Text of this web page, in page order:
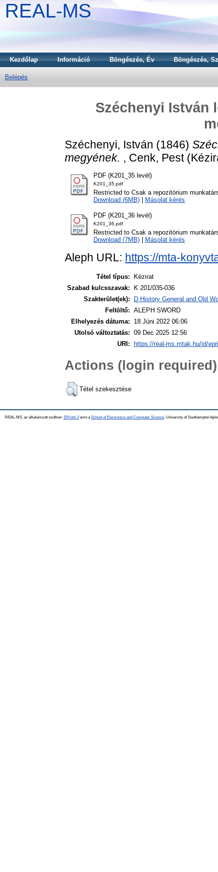
REAL-MS
Kezdőlap Információ Böngészés, Év Böngészés,
Belépés
Széchenyi István
Széchenyi, István (1846)
megyének. , Cenk, Pest
PDF (K201_35 levél)
K201_35.pdf
Restricted to Csak a repozitórium
Download (6MB)
Másolat kérés
PDF (K201_36 levél)
K201_36.pdf
Restricted to Csak a repozitórium
Download (7MB)
Másolat kérés
Aleph URL: https://mta-
Tétel típus:
Kézirat
Szabad kulcsszavak:
K 201/035-036
Szakterület(ek):
D History General and Old
Feltöltő: ALEPH SWORD
Elhelyezés dátuma:
18 Júni 2022 06:06
Utolsó változtatás: 09 Dec 2025 12:56
URI:
https://real-ms.mtak.hu/id/
Actions (login required)
Tétel szekesztése
REAL-MS, az alkalamzott szoftver: EPrints 3amit a School of Electronics and Computer Science , University of Southampton